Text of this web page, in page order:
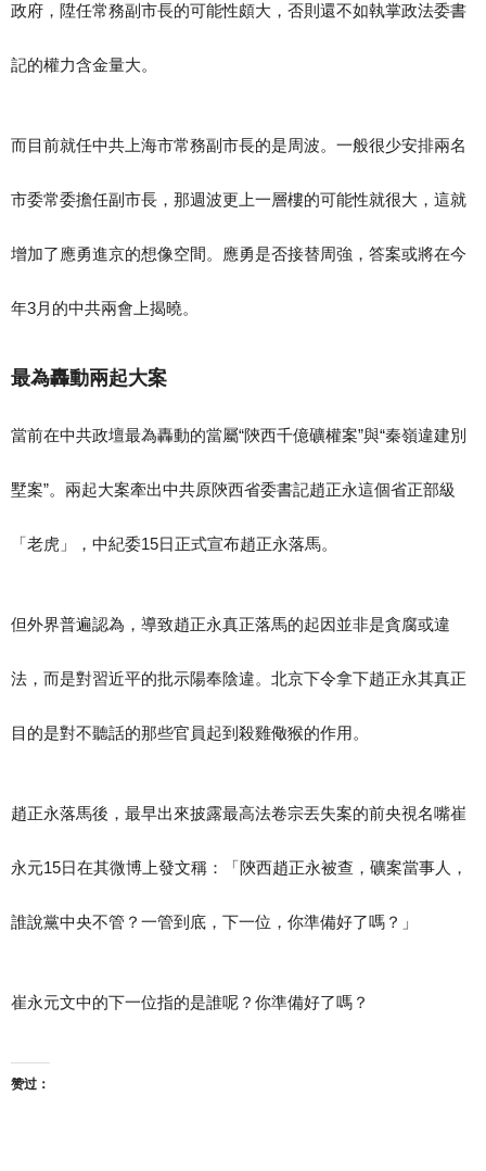
政府，陞任常務副市長的可能性頗大，否則還不如執掌政法委書
記的權力含金量大。
而目前就任中共上海市常務副市長的是周波。一般很少安排兩名
市委常委擔任副市長，那週波更上一層樓的可能性就很大，這就
增加了應勇進京的想像空間。應勇是否接替周強，答案或將在今
年3月的中共兩會上揭曉。
最為轟動兩起大案
當前在中共政壇最為轟動的當屬“陝西千億礦權案”與“秦嶺違建別
墅案”。兩起大案牽出中共原陝西省委書記趙正永這個省正部級
「老虎​​​​」，中紀委15日正式宣布趙正永落馬。
但外界普遍認為，導致趙正永真正落馬的起因並非是貪腐或違
法，而是對習近平的批示陽奉陰違。北京下令拿下趙正永其真正
目的是對不聽話的那些官員起到殺雞儆猴的作用。
趙正永落馬後，最早出來披露最高法卷宗丟失案的前央視名嘴崔
永元15日在其微博上發文稱：「陝西趙正永被查，礦案當事人，
誰說黨中央不管？一管到底，下一位，你準備好了嗎？​​​​」
崔永元文中的下一位指的是誰呢？你準備好了嗎？
赞过：